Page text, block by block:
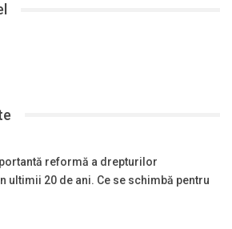
reformă a drepturilor
ultimii 20 de ani. Ce se schimbă pentru